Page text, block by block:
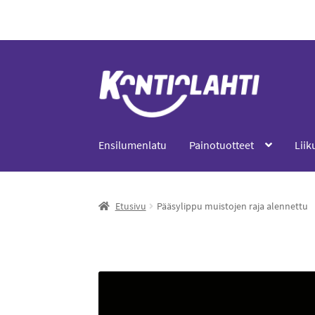
Ensilumenlatu Painotuotteet
Etusivu Pääsylippu muistojen raja alennettu